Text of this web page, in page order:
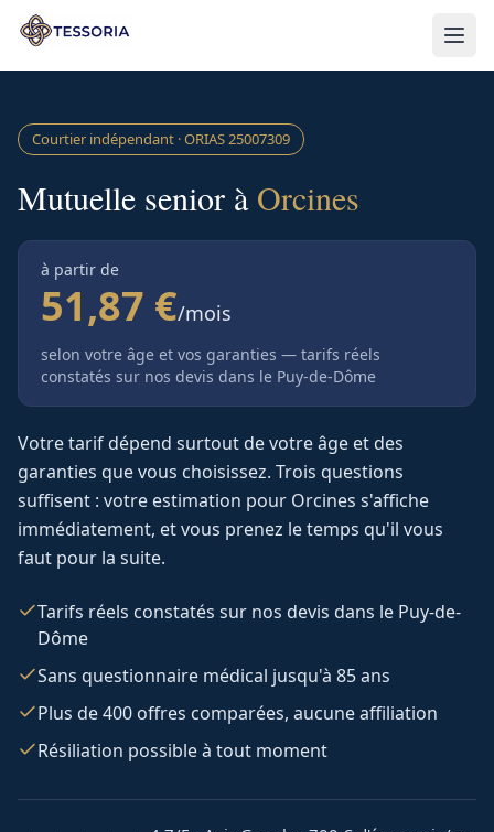
Aller au contenu principal
Courtier indépendant · ORIAS25007309
Mutuelle senior à Orcines
à partir de
51,87 €/mois
selon votre âge et vos garanties — tarifs réels
constatés sur nos devis dans le Puy-de-Dôme
Votre tarif dépend surtout de votre âge et des
garanties que vous choisissez. Trois questions
suffisent : votre estimation pour Orcines s'affiche
immédiatement, et vous prenez le temps qu'il vous
faut pour la suite.
Tarifs réels constatés sur nos devis dans le Puy-de-
Dôme
Sans questionnaire médical jusqu'à 85 ans
Plus de 400 offres comparées, aucune affiliation
Résiliation possible à tout moment